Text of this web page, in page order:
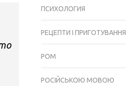
ПСИХОЛОГИЯ
РЕЦЕПТИ І ПРИГОТУВАННЯ
РОМ
РОСІЙСЬКОЮ МОВОЮ